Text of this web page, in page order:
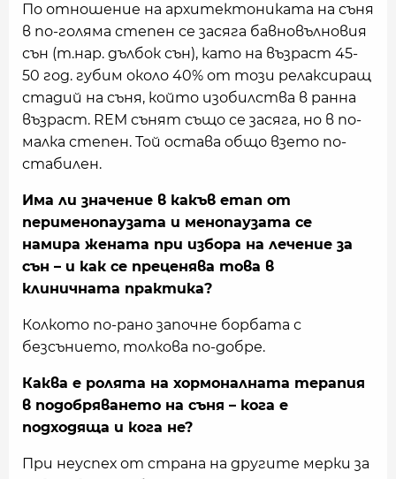
По отношение на архитектониката на съня
в по-голяма степен се засяга бавновълновия
сън (т.нар. дълбок сън), като на възраст 45-
50 год. губим около 40% от този релаксиращ
стадий на съня, който изобилства в ранна
възраст. REM сънят също се засяга, но в по-
малка степен. Той остава общо взето по-
стабилен.
Има ли значение в какъв етап от
перименопаузата и менопаузата се
намира жената при избора на лечение за
сън – и как се преценява това в
клиничната практика?
Колкото по-рано започне борбата с
безсънието, толкова по-добре.
Каква е ролята на хормоналната терапия
в подобряването на съня – кога е
подходяща и кога не?
При неуспех от страна на другите мерки за